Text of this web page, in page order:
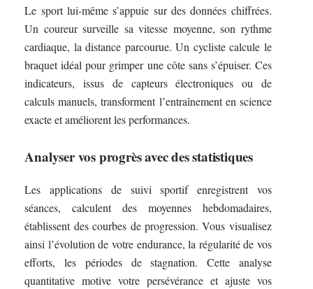
Le sport lui-même s’appuie sur des données chiffrées.
Un coureur surveille sa vitesse moyenne, son rythme
cardiaque, la distance parcourue. Un cycliste calcule le
braquet idéal pour grimper une côte sans s’épuiser. Ces
indicateurs, issus de capteurs électroniques ou de
calculs manuels, transforment l’entraînement en science
exacte et améliorent les performances.
Analyser vos progrès avec des statistiques
Les applications de suivi sportif enregistrent vos
séances, calculent des moyennes hebdomadaires,
établissent des courbes de progression. Vous visualisez
ainsi l’évolution de votre endurance, la régularité de vos
efforts, les périodes de stagnation. Cette analyse
quantitative motive votre persévérance et ajuste vos